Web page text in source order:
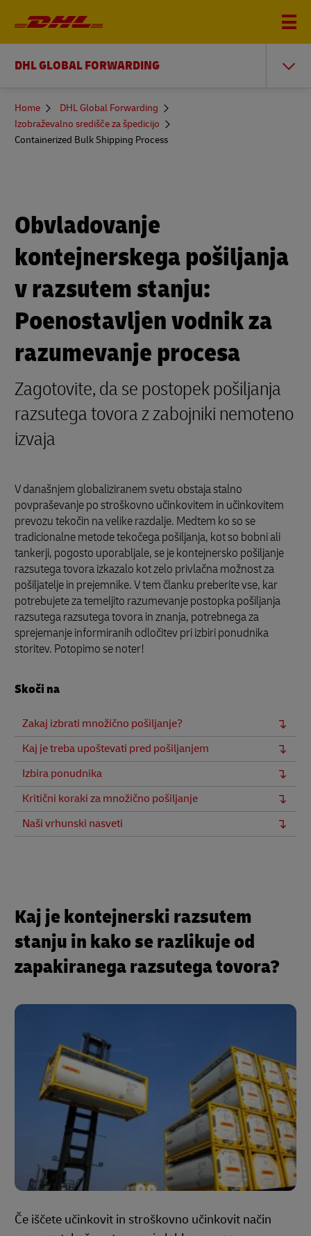
DHL GLOBAL FORWARDING
You
here
Home
DHL Global Forwarding
Izobraževalno središče za špedicijo
Containerized Bulk Shipping Process
Obvladovanje
kontejnerskega pošiljanja
v razsutem stanju:
Poenostavljen vodnik za
razumevanje procesa
Zagotovite, da se postopek pošiljanja
razsutega tovora z zabojniki nemoteno
izvaja
V današnjem globaliziranem svetu obstaja stalno
povpraševanje po stroškovno učinkovitem in učinkovitem
prevozu tekočin na velike razdalje. Medtem ko so se
tradicionalne metode tekočega pošiljanja, kot so bobni ali
tankerji, pogosto uporabljale, se je kontejnersko pošiljanje
razsutega tovora izkazalo kot zelo privlačna možnost za
pošiljatelje in prejemnike. V tem članku preberite vse, kar
potrebujete za temeljito razumevanje postopka pošiljanja
razsutega razsutega tovora in znanja, potrebnega za
sprejemanje informiranih odločitev pri izbiri ponudnika
storitev. Potopimo se noter!
Skoči na
Zakaj izbrati množično pošiljanje?
Kaj je treba upoštevati pred pošiljanjem
Izbira ponudnika
Kritični koraki za množično pošiljanje
Naši vrhunski nasveti
Kaj je kontejnerski razsutem
stanju in kako se razlikuje od
zapakiranega razsutega tovora?
Če iščete učinkovit in stroškovno učinkovit način